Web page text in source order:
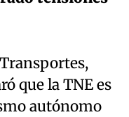
que la TNE es
autónomo